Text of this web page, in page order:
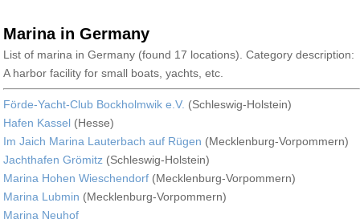
Marina in Germany
List of marina in Germany (found 17 locations). Category description:
A harbor facility for small boats, yachts, etc.
Förde-Yacht-Club Bockholmwik e.V. (Schleswig-Holstein)
Hafen Kassel (Hesse)
Im Jaich Marina Lauterbach auf Rügen (Mecklenburg-Vorpommern)
Jachthafen Grömitz (Schleswig-Holstein)
Marina Hohen Wieschendorf (Mecklenburg-Vorpommern)
Marina Lubmin (Mecklenburg-Vorpommern)
Marina Neuhof